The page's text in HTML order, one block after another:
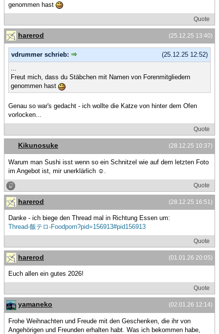
genommen hast
Quote
(25.12.25 13:40)
harerod
(25.12.25 12:52)
vdrummer schrieb:
...
Freut mich, dass du Stäbchen mit Namen von Forenmitgliedern
genommen hast
Genau so war's gedacht - ich wollte die Katze von hinter dem Ofen
vorlocken...
Quote
(28.12.25 10:37)
Kikunosuke
Warum man Sushi isst wenn so ein Schnitzel wie auf dem letzten Foto
im Angebot ist, mir unerklärlich ☺️.
Quote
(28.12.25 16:51)
harerod
Danke - ich biege den Thread mal in Richtung Essen um:
Thread-飯テロ-Foodporn?pid=156913#pid156913
Quote
(01.01.26 20:05)
harerod
Euch allen ein gutes 2026!
Quote
(02.01.26 12:14)
yamaneko
Frohe Weihnachten und Freude mit den Geschenken, die ihr von
Angehörigen und Freunden erhalten habt. Was ich bekommen habe,